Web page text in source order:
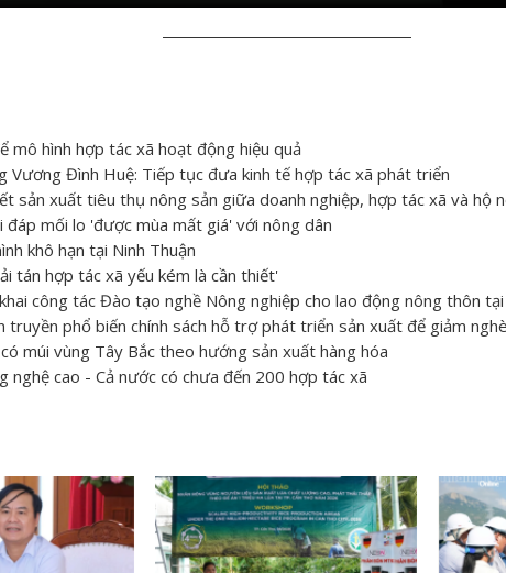
mô hình hợp tác xã hoạt động hiệu quả
Vương Đình Huệ: Tiếp tục đưa kinh tế hợp tác xã phát triển
sản xuất tiêu thụ nông sản giữa doanh nghiệp, hợp tác xã và hộ
đáp mối lo 'được mùa mất giá' với nông dân
khô hạn tại Ninh Thuận
tán hợp tác xã yếu kém là cần thiết'
công tác Đào tạo nghề Nông nghiệp cho lao động nông thôn tại
truyền phổ biến chính sách hỗ trợ phát triển sản xuất để giảm
múi vùng Tây Bắc theo hướng sản xuất hàng hóa
nghệ cao - Cả nước có chưa đến 200 hợp tác xã